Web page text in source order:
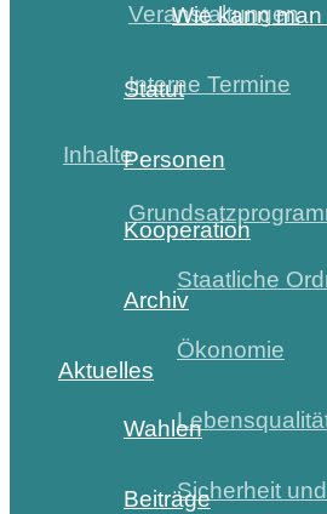
Veranstaltungen
Interne Termine
Inhalte
Staatliche
Ökonomie
Sicherheit
Wie kann
Statut
Personen
Kooperation
Archiv
Aktuelles
Wahlen
Beiträge